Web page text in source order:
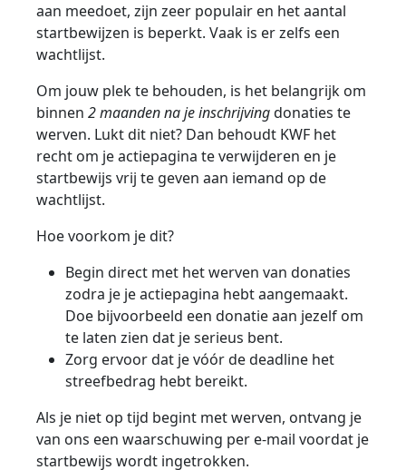
aan meedoet, zijn zeer populair en het aantal
startbewijzen is beperkt. Vaak is er zelfs een
wachtlijst.
Om jouw plek te behouden, is het belangrijk om
binnen 2 maanden na je inschrijvingdonaties te
werven. Lukt dit niet? Dan behoudt KWF het
recht om je actiepagina te verwijderen en je
startbewijs vrij te geven aan iemand op de
wachtlijst.
Hoe voorkom je dit?
Begin direct met het werven van donaties
zodra je je actiepagina hebt aangemaakt.
Doe bijvoorbeeld een donatie aan jezelf om
te laten zien dat je serieus bent.
Zorg ervoor dat je vóór de deadline het
streefbedrag hebt bereikt.
Als je niet op tijd begint met werven, ontvang je
van ons een waarschuwing per e-mail voordat je
startbewijs wordt ingetrokken.